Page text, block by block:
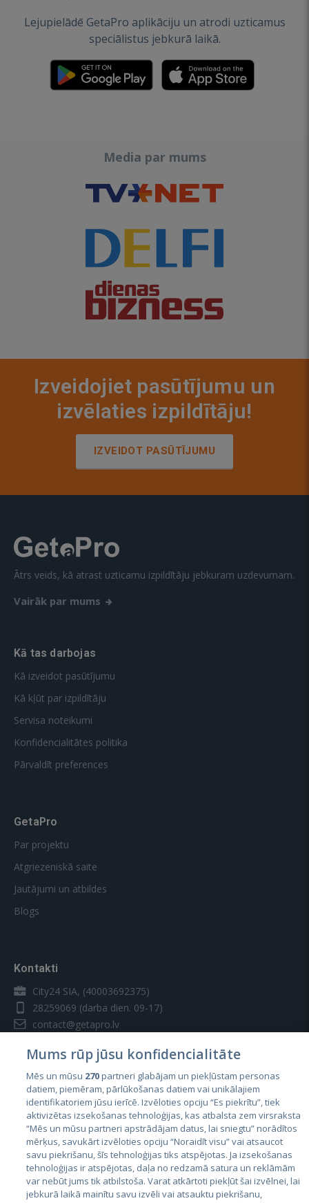
Lejupielādē GetaPro aplikāciju un atrodi uzticamus
speciālistus jebkurā laikā.
Media par mums
Izveidojiet pasūtījumu un
izvēlaties izpildītāju!
IZVEIDOT PASŪTĪJUMU
Ātrs veids, kā atrast uzticamu izpildītāju jebkuram uzdevumam.
Vairāk par mums
Kā tas darbojas
Kā izveidot pasūtījumu
Kā kļūt par izpildītāju
Servisa noteikumi
Konfidencialitātes politika
Pārvaldīt preferences
GetaPro
Par projektu
Atgriezeniskā saite
Jautājumi un atbildes
Blogs
Kontakti
City24 SIA, (40003692375)
28259069 (darba dien. 09-17)
contact@getapro.lv
Valstis
Igaunija
Latvija
Lietuva
Mums rūp jūsu konfidencialitāte
Mēs un mūsu 270partneri glabājam un piekļūstam personas
datiem, piemēram, pārlūkošanas datiem vai unikālajiem
identifikatoriem jūsu ierīcē. Izvēloties opciju “Es piekrītu”, tiek
aktivizētas izsekošanas tehnoloģijas, kas atbalsta zem virsraksta
“Mēs un mūsu partneri apstrādājam datus, lai sniegtu” norādītos
mērķus, savukārt izvēloties opciju “Noraidīt visu” vai atsaucot
savu piekrišanu, šīs tehnoloģijas tiks atspējotas. Ja izsekošanas
tehnoloģijas ir atspējotas, daļa no redzamā satura un reklāmām
var nebūt jums tik atbilstoša. Varat atkārtoti piekļūt šai izvēlnei, lai
jebkurā laikā mainītu savu izvēli vai atsauktu piekrišanu,